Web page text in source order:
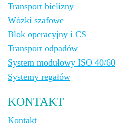
Transport bielizny
Wózki szafowe
Blok operacyjny i CS
Transport odpadów
System modułowy ISO 40/60
Systemy regałów
KONTAKT
Kontakt